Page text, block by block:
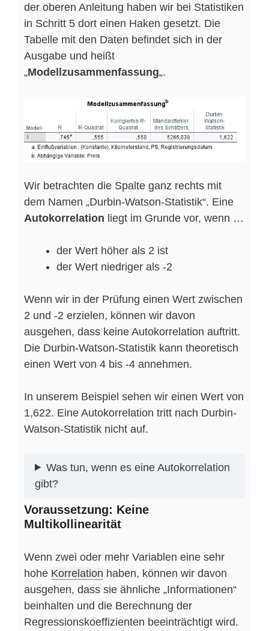
der oberen Anleitung haben wir bei Statistiken
in Schritt 5 dort einen Haken gesetzt. Die
Tabelle mit den Daten befindet sich in der
Ausgabe und heißt
„Modellzusammenfassung„.
Wir betrachten die Spalte ganz rechts mit
dem Namen „Durbin-Watson-Statistik“. Eine
Autokorrelation liegt im Grunde vor, wenn …
der Wert höher als 2 ist
der Wert niedriger als -2
Wenn wir in der Prüfung einen Wert zwischen
2 und -2 erzielen, können wir davon
ausgehen, dass keine Autokorrelation auftritt.
Die Durbin-Watson-Statistik kann theoretisch
einen Wert von 4 bis -4 annehmen.
In unserem Beispiel sehen wir einen Wert von
1,622. Eine Autokorrelation tritt nach Durbin-
Watson-Statistik nicht auf.
Was tun, wenn es eine Autokorrelation
gibt?
Voraussetzung: Keine
Multikollinearität
Wenn zwei oder mehr Variablen eine sehr
hohe Korrelation haben, können wir davon
ausgehen, dass sie ähnliche „Informationen“
beinhalten und die Berechnung der
Regressionskoeffizienten beeinträchtigt wird.